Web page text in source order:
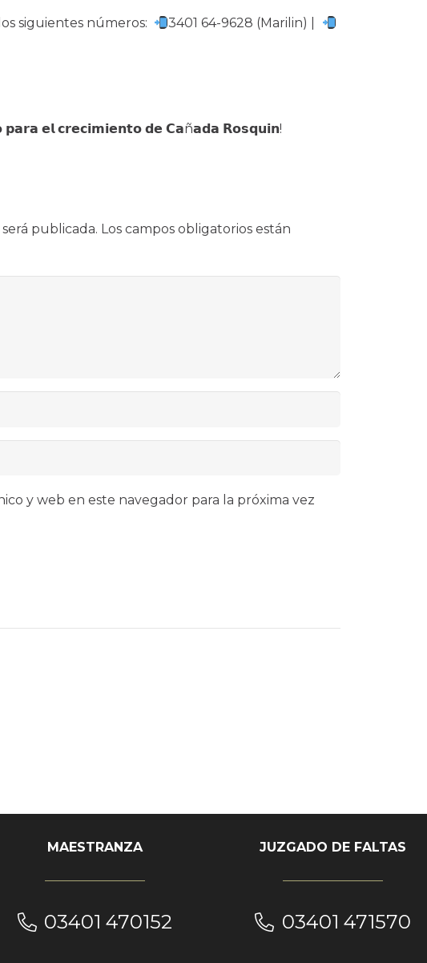
siguientes números:
3401 64-9628 (Marilin) |
𝗲𝗹 𝗰𝗿𝗲𝗰𝗶𝗺𝗶𝗲𝗻𝘁𝗼 𝗱𝗲 𝗖𝗮ñ𝗮𝗱𝗮 𝗥𝗼𝘀𝗾𝘂𝗶𝗻!
publicada. Los campos obligatorios están
y web en este navegador para la próxima vez
MAESTRANZA
03401 470152
JUZGADO DE FALTAS
03401 471570